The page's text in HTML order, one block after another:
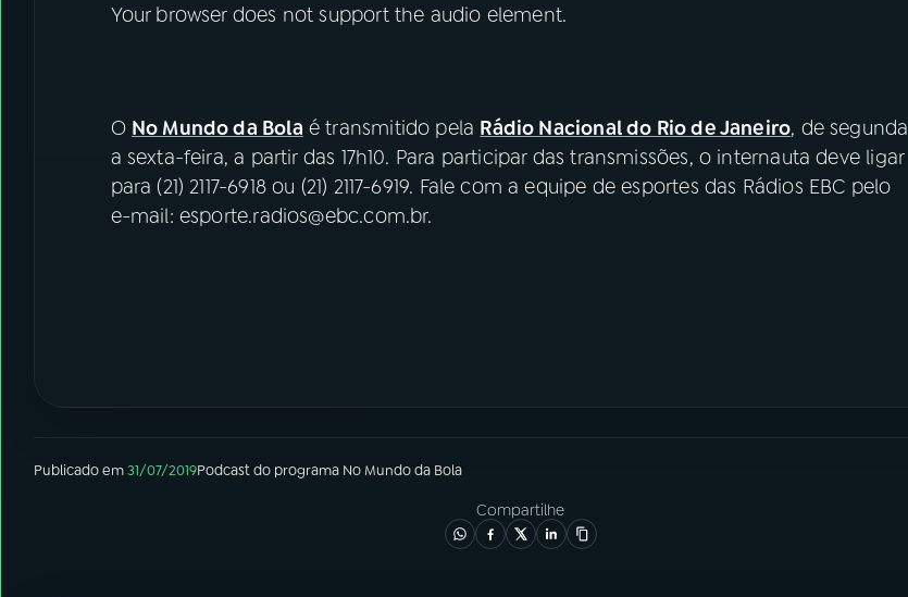
Your browser does not support the audio element.
O No Mundo da Bola é transmitido pela Rádio Nacional do Rio de Janeiro, de segunda
a sexta-feira, a partir das 17h10. Para participar das transmissões, o internauta deve ligar
para (21) 2117-6918 ou (21) 2117-6919. Fale com a equipe de esportes das Rádios EBC pelo
e-mail: esporte.radios@ebc.com.br.
Publicado em31/07/2019Podcastdo programa No Mundo da Bola
Compartilhe